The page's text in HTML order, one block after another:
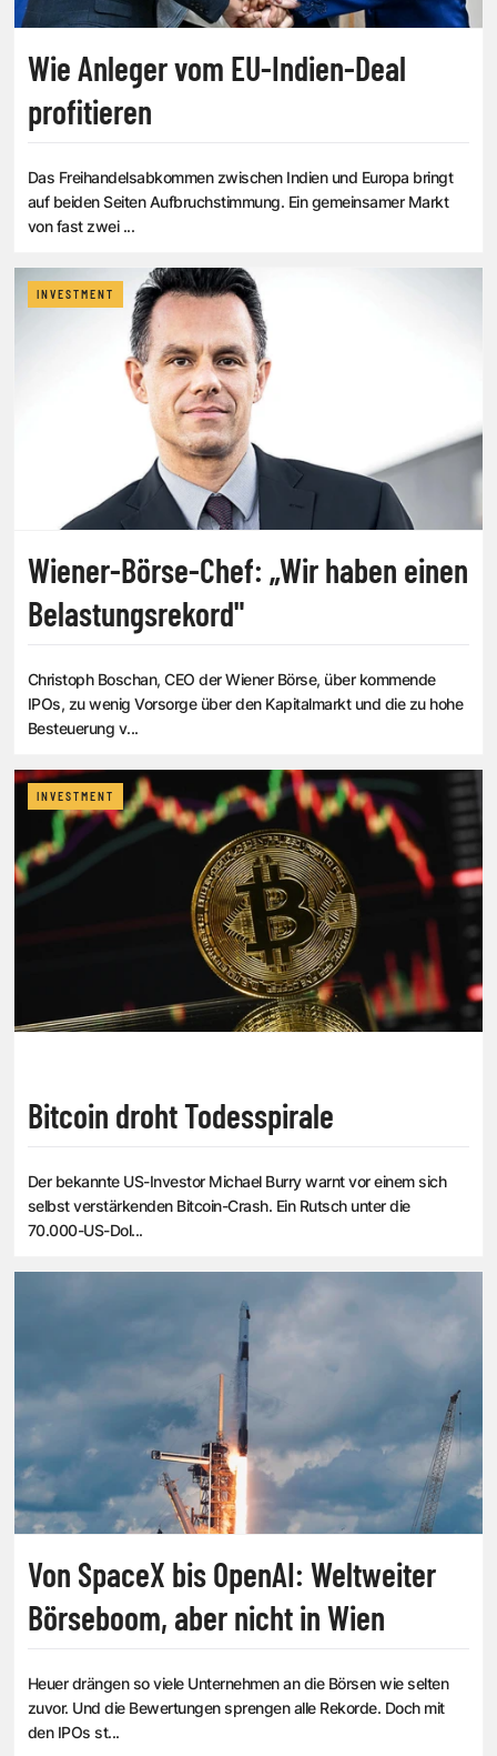
Wie Anleger vom EU-Indien-Deal
profitieren
Das Freihandelsabkommen zwischen Indien und Europa bringt
auf beiden Seiten Aufbruchstimmung. Ein gemeinsamer Markt
von fast zwei ...
INVESTMENT
Wiener-Börse-Chef: „Wir haben einen
Belastungsrekord"
Christoph Boschan, CEO der Wiener Börse, über kommende
IPOs, zu wenig Vorsorge über den Kapitalmarkt und die zu hohe
Besteuerung v...
INVESTMENT
Bitcoin droht Todesspirale
Der bekannte US-Investor Michael Burry warnt vor einem sich
selbst verstärkenden Bitcoin-Crash. Ein Rutsch unter die
70.000-US-Dol...
Von SpaceX bis OpenAI: Weltweiter
Börseboom, aber nicht in Wien
Heuer drängen so viele Unternehmen an die Börsen wie selten
zuvor. Und die Bewertungen sprengen alle Rekorde. Doch mit
den IPOs st...